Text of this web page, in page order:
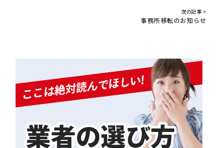
次の記事 >
事務所移転のお知らせ